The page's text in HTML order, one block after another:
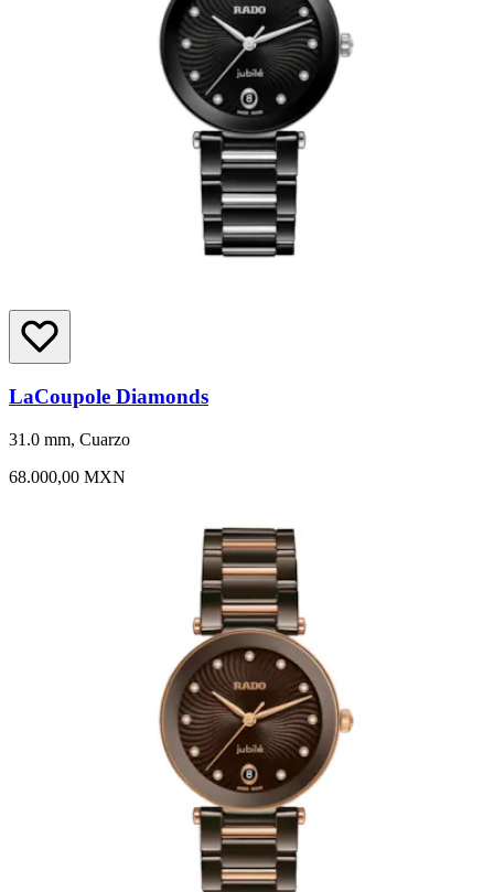
LaCoupole Diamonds
31.0 mm, Cuarzo
68.000,00 MXN